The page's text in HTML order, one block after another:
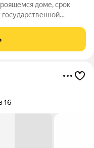
доме, срок
объекта
16